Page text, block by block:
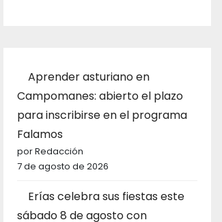
Aprender asturiano en
Campomanes: abierto el plazo
para inscribirse en el programa
Falamos
por Redacción
7 de agosto de 2026
Erías celebra sus fiestas este
sábado 8 de agosto con